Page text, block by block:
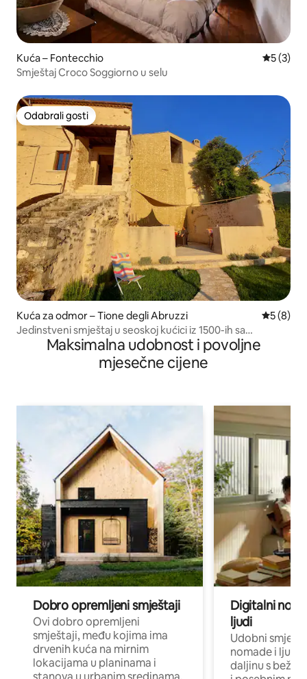
Kuća – Fontecchio
5 (3)
Smještaj Croco Soggiorno u selu
Odabrali gosti
Odabrali gosti
Kuća za odmor – Tione degli Abruzzi
5 (8)
Jedinstveni smještaj u seoskoj kućici iz 1500-ih sa
zadivljujućim pogledom
Maksimalna udobnost i povoljne
mjesečne cijene
Dobro opremljeni smještaji
Ovi dobro opremljeni
smještaji, među kojima ima
drvenih kuća na mirnim
lokacijama u planinama i
Digitalni
ljudi
Udobni
nomade i ljude
daljinu s